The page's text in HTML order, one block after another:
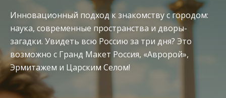
Инновационный подход к знакомству с городом:
наука, современные пространства и дворы-
загадки. Увидеть всю Россию за три дня? Это
возможно с Гранд Макет Россия, «Авророй»,
Эрмитажем и Царским Селом!